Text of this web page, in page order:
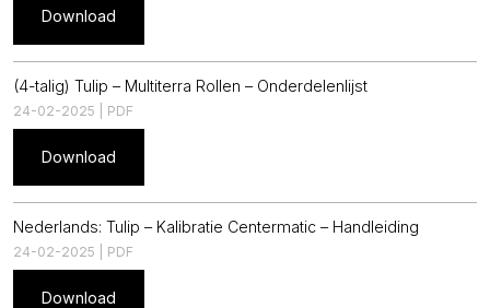
Download
(4-talig) Tulip – Multiterra Rollen – Onderdelenlijst
24-02-2025 | PDF
Download
Nederlands: Tulip – Kalibratie Centermatic – Handleiding
24-02-2025 | PDF
Download